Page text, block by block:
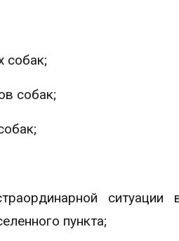
собак;
собак;
ситуации
пункта;